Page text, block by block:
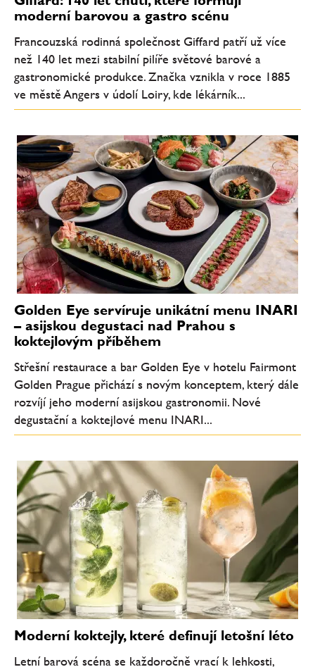
moderní barovou a gastro scénu
Francouzská rodinná společnost Giffard patří už více
než 140 let mezi stabilní pilíře světové barové a
gastronomické produkce. Značka vznikla v roce 1885
ve městě Angers v údolí Loiry, kde lékárník...
Golden Eye servíruje unikátní menu INARI
– asijskou degustaci nad Prahou s
koktejlovým příběhem
Střešní restaurace a bar Golden Eye v hotelu Fairmont
Golden Prague přichází s novým konceptem, který dále
rozvíjí jeho moderní asijskou gastronomii. Nové
degustační a koktejlové menu INARI...
Moderní koktejly, které definují letošní léto
Letní barová scéna se každoročně vrací k lehkosti,